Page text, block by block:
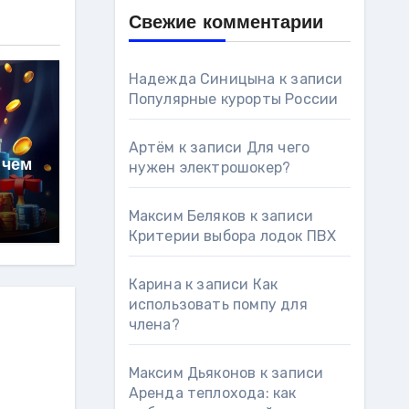
Свежие комментарии
Надежда Синицына к записи
Популярные курорты России
Артём к записи Для чего
нужен электрошокер?
Максим Беляков к записи
Критерии выбора лодок ПВХ
Карина к записи Как
использовать помпу для
члена?
Максим Дьяконов к записи
Аренда теплохода: как